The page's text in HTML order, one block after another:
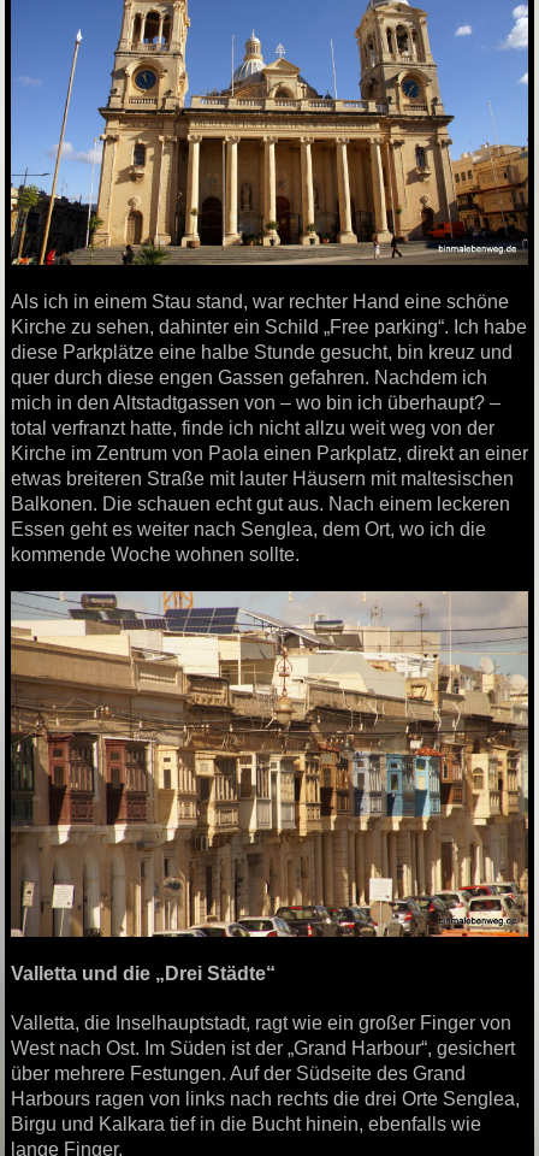
Als ich in einem Stau stand, war rechter Hand eine schöne
Kirche zu sehen, dahinter ein Schild „Free parking“. Ich habe
diese Parkplätze eine halbe Stunde gesucht, bin kreuz und
quer durch diese engen Gassen gefahren. Nachdem ich
mich in den Altstadtgassen von – wo bin ich überhaupt? –
total verfranzt hatte, finde ich nicht allzu weit weg von der
Kirche im Zentrum von Paola einen Parkplatz, direkt an einer
etwas breiteren Straße mit lauter Häusern mit maltesischen
Balkonen. Die schauen echt gut aus. Nach einem leckeren
Essen geht es weiter nach Senglea, dem Ort, wo ich die
kommende Woche wohnen sollte.
Valletta und die „Drei Städte“
Valletta, die Inselhauptstadt, ragt wie ein großer Finger von
West nach Ost. Im Süden ist der „Grand Harbour“, gesichert
über mehrere Festungen. Auf der Südseite des Grand
Harbours ragen von links nach rechts die drei Orte Senglea,
Birgu und Kalkara tief in die Bucht hinein, ebenfalls wie
lange Finger.